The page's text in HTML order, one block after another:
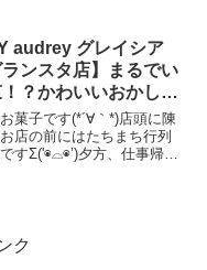
す。また、店内併設のイ
audrey グレイシア
ンスタ店】まるでい
？かわいいおかしの
菓子です(*´∀｀*)店頭に陳
店の前にはたちまち行列
すΣ('◉⌓◉’)夕方、仕事帰り
ク